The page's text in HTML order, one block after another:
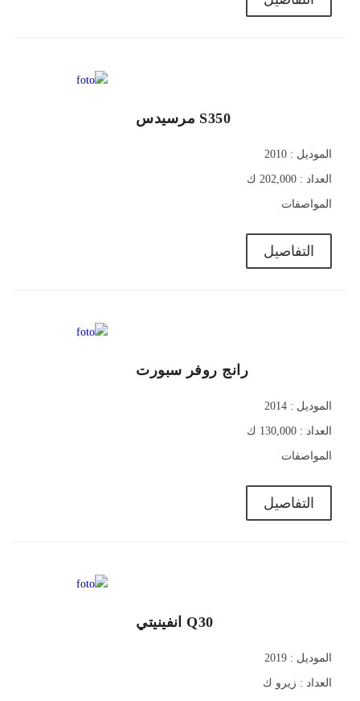
S350 مرسيدس
الموديل : 2010
العداد : 202,000 ك
المواصفات
التفاصيل
رانج روفر سبورت
الموديل : 2014
العداد : 130,000 ك
المواصفات
التفاصيل
Q30 انفينيتي
الموديل : 2019
العداد : زيرو ك